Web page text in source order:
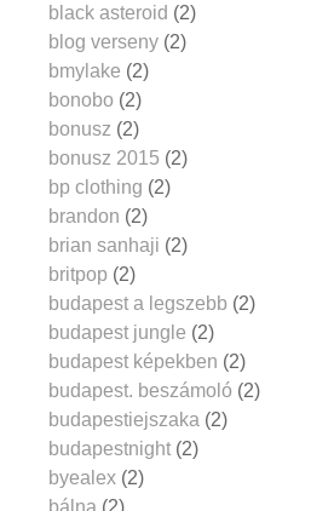
black asteroid (2)
blog verseny (2)
bmylake (2)
bonobo (2)
bonusz (2)
bonusz 2015 (2)
bp clothing (2)
brandon (2)
brian sanhaji (2)
britpop (2)
budapest a legszebb (2)
budapest jungle (2)
budapest képekben (2)
budapest. beszámoló (2)
budapestiejszaka (2)
budapestnight (2)
byealex (2)
bálna (2)